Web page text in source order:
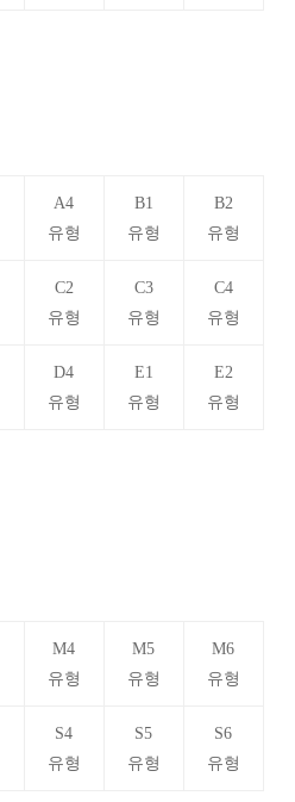
A4
유형
B1
유형
B2
유형
C2
유형
C3
유형
C4
유형
D4
유형
E1
유형
E2
유형
M4
유형
M5
유형
M6
유형
S4
유형
S5
유형
S6
유형